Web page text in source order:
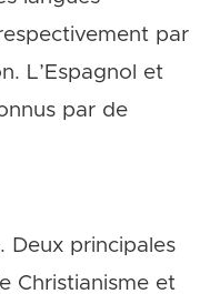
par
L’Espagnol et
par de
Deux principales
Christianisme et